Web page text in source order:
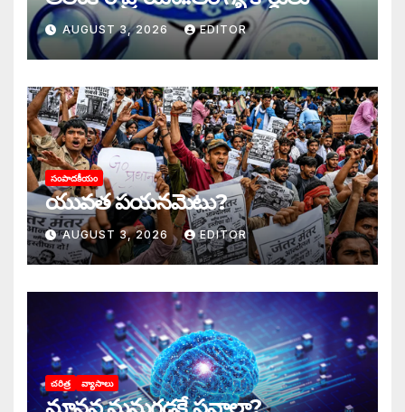
AUGUST 3, 2026 EDITOR
సంపాదకీయం
యువత పయనమెటు?
AUGUST 3, 2026 EDITOR
చరిత్ర వ్యాసాలు